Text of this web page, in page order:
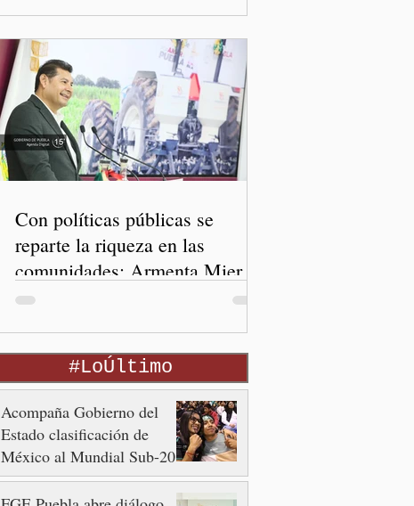
Con políticas públicas se
reparte la riqueza en las
comunidades: Armenta Mier
#LoÚltimo
Acompaña Gobierno del
Estado clasificación de
México al Mundial Sub-20